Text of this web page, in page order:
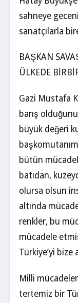
sahneye
sanatçılarla
BAŞKAN
ÜLKEDE
Gazi Mustafa
barış
büyük değeri
bütün
batıdan,
olursa olsun
altında
renkler, bu
mücadele
Türkiye’yi
Milli
tertemiz bir